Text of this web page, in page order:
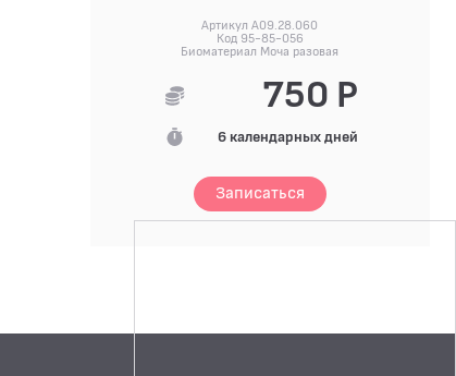
Артикул A09.28.060
Код 95-85-056
Биоматериал Моча разовая
750 Р
6 календарных дней
Записаться